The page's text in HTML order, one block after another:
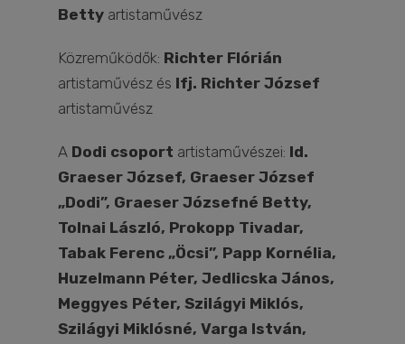
Betty artistaművész
Közreműködők: Richter Flórián
artistaművész és Ifj. Richter József
artistaművész
A Dodi csoport artistaművészei: Id.
Graeser József, Graeser József
„Dodi”, Graeser Józsefné Betty,
Tolnai László, Prokopp Tivadar,
Tabak Ferenc „Öcsi”, Papp Kornélia,
Huzelmann Péter, Jedlicska János,
Meggyes Péter, Szilágyi Miklós,
Szilágyi Miklósné, Varga István,